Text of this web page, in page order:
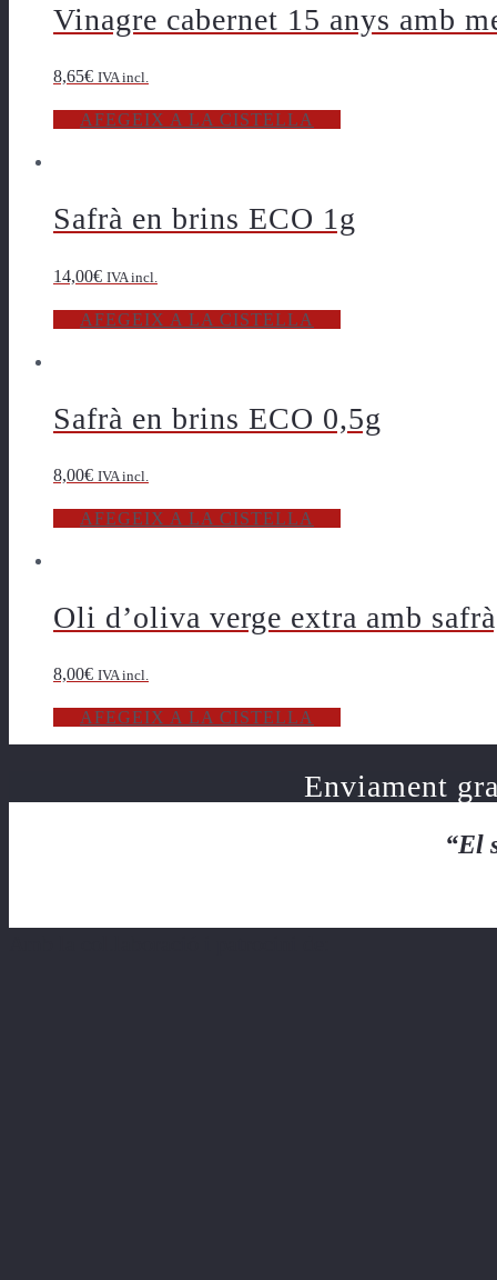
Vinagre cabernet 15 anys amb
8,65€ IVA incl.
AFEGEIX A LA CISTELLA
Safrà en brins ECO 1g
14,00€ IVA incl.
AFEGEIX A LA CISTELLA
Safrà en brins ECO 0,5g
8,00€ IVA incl.
AFEGEIX A LA CISTELLA
Oli d’oliva verge extra amb
8,00€ IVA incl.
AFEGEIX A LA CISTELLA
Enviament
“El